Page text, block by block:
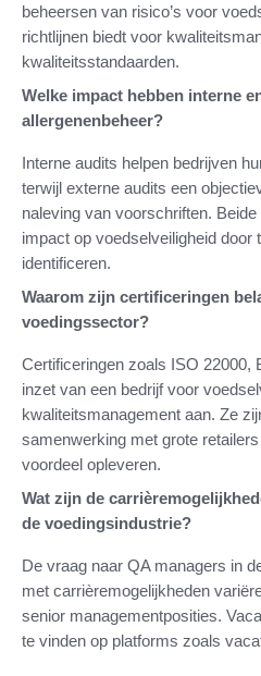
beheersen van risico’s voor
richtlijnen biedt voor
kwaliteitsstandaarden.
Welke impact hebben interne
allergenenbeheer?
Interne audits helpen bedrijven
terwijl externe audits een
naleving van voorschriften.
impact op voedselveiligheid door
identificeren.
Waarom zijn certificeringen
voedingssector?
Certificeringen zoals ISO 22000,
inzet van een bedrijf voor
kwaliteitsmanagement aan. Ze
samenwerking met grote
voordeel opleveren.
Wat zijn de
de voedingsindustrie?
De vraag naar QA managers in
met carrièremogelijkheden
senior managementposities.
te vinden op platforms zoals